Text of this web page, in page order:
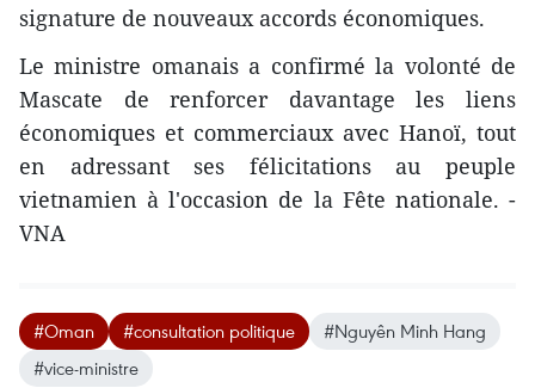
signature de nouveaux accords économiques.
Le ministre omanais a confirmé la volonté de
Mascate de renforcer davantage les liens
économiques et commerciaux avec Hanoï, tout
en adressant ses félicitations au peuple
vietnamien à l'occasion de la Fête nationale. -
VNA
#Oman #consultation politique
#Nguyên Minh Hang
#vice-ministre